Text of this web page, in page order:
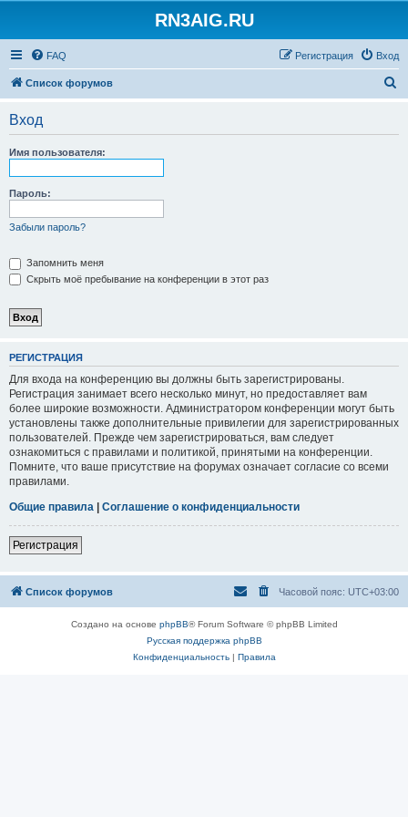
RN3AIG.RU
FAQ Вход
Регистрация
Список форумов
Вход
Имя пользователя:
Пароль:
Забыли пароль?
Запомнить меня
Скрыть моё пребывание на конференции в этот раз
РЕГИСТРАЦИЯ
Для входа на конференцию вы должны быть зарегистрированы.
Регистрация занимает всего несколько минут, но предоставляет вам
более широкие возможности. Администратором конференции могут быть
установлены также дополнительные привилегии для зарегистрированных
пользователей. Прежде чем зарегистрироваться, вам следует
ознакомиться с правилами и политикой, принятыми на конференции.
Помните, что ваше присутствие на форумах означает согласие со всеми
правилами.
Общие правила | Соглашение о конфиденциальности
Регистрация
Список форумов Часовой пояс: UTC+03:00
Создано на основе phpBB® Forum Software © phpBB Limited
Русская поддержка phpBB
Конфиденциальность| Правила